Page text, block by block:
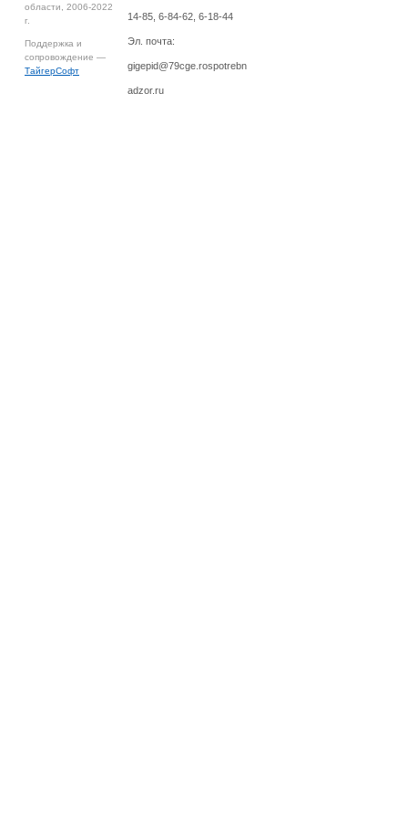
области, 2006-2022
г.
Поддержка и
сопровождение —
ТайгерСофт
14-85, 6-84-62, 6-18-44
Эл. почта:
gigepid@79cge.rospotrebn
adzor.ru